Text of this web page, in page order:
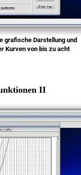
grafische Darstellung und
Kurven von bis zu acht
II